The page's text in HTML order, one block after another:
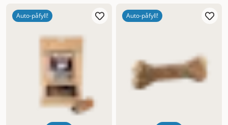
Auto-påfyll! Auto-påfyll!